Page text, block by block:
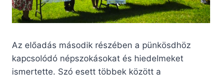
Az előadás második részében a pünkösdhöz
kapcsolódó népszokásokat és hiedelmeket
ismertette. Szó esett többek között a